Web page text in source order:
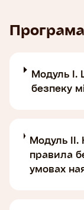
Модуль І.
безпеку
Модуль ІІ.
правила
умовах